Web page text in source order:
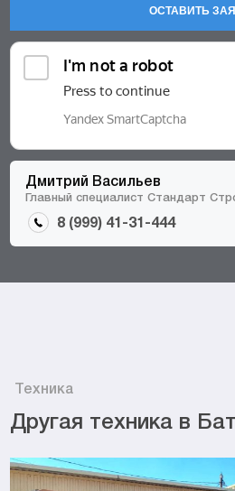
ОСТАВИТЬ
Дмитрий Васильев
Главный специалист Стандарт
8 (999) 41-31-444
Техника
Другая техника в